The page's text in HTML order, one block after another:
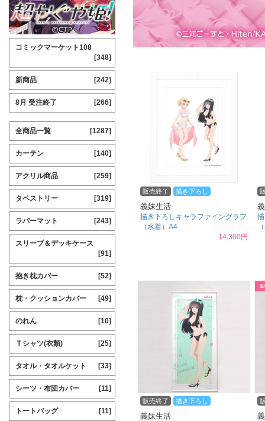
販売終了 描き下ろし
義妹生活
描き下ろしキャラファイングラフ
（水着）A4
14,300円
販売終了 描き下ろし
義妹生活
コミックマーケット108
[348]
新商品 [242]
8月 受注終了 [266]
全商品一覧 [1287]
カーテン [140]
アクリル商品 [259]
タペストリー [319]
ラバーマット [243]
スリーブ＆デッキケース
[91]
抱き枕カバー [52]
枕・クッションカバー [49]
のれん [10]
Ｔシャツ(衣類) [25]
タオル・タオルケット [33]
シーツ・布団カバー [11]
トートバッグ [11]